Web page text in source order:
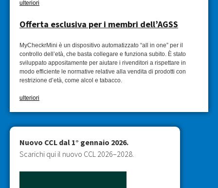
ulteriori
Offerta esclusiva per i membri dell’AGSS
MyCheckrMini è un dispositivo automatizzato “all in one” per il
controllo dell’età, che basta collegare e funziona subito. È stato
sviluppato appositamente per aiutare i rivenditori a rispettare in
modo efficiente le normative relative alla vendita di prodotti con
restrizione d’età, come alcol e tabacco.
ulteriori
Nuovo CCL dal 1° gennaio 2026.
Scarichi qui il nuovo CCL 2026–2028.